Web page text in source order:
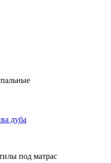
дуба
под матрас